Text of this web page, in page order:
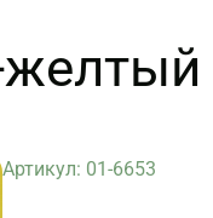
Артикул: 01-6653